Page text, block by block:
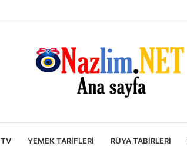
TV YEMEK TARIFLERI RÜYA TABIRLERI